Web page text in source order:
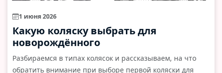
1 июня 2026
Какую коляску выбрать для
новорождённого
Разбираемся в типах колясок и рассказываем, на что
обратить внимание при выборе первой коляски для